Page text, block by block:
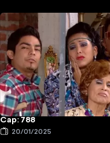
Cap: 788
20/01/2025